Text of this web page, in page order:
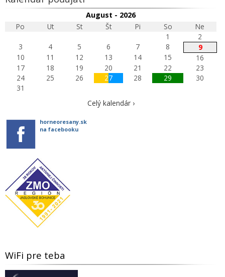
August - 2026
Po
Ut St Št Pi So
Ne
1
2
3
4 5 6 7 8
9
10
11 12 13 14 15
16
17
18 19 20 21 22
23
24
25 26 27 28 29
30
31
Celý kalendár ›
horneoresany.sk
na facebooku
WiFi pre teba